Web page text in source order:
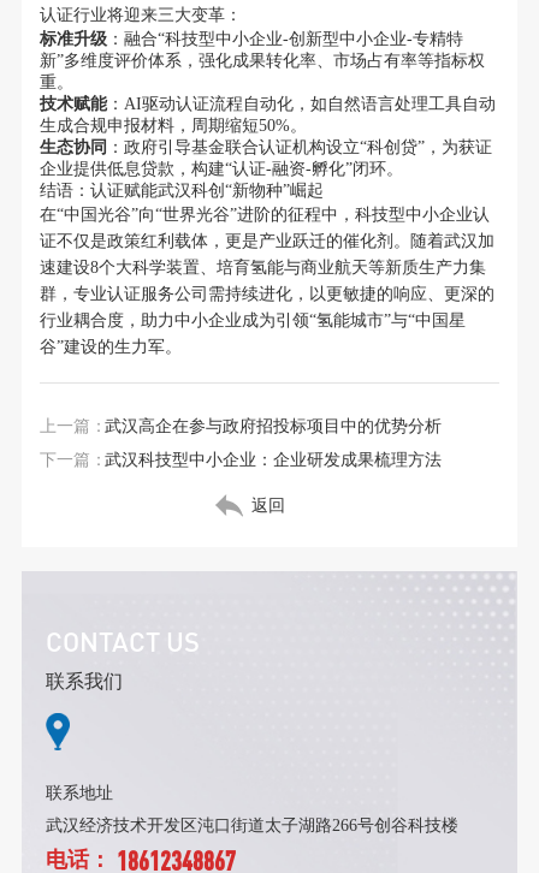
认证行业将迎来三大变革：
标准升级：融合“科技型中小企业-创新型中小企业-专精特
新”多维度评价体系，强化成果转化率、市场占有率等指标权
重。
技术赋能：AI驱动认证流程自动化，如自然语言处理工具自动
生成合规申报材料，周期缩短50%。
生态协同 ：政府引导基金联合认证机构设立“科创贷”，为获证
企业提供低息贷款，构建“认证-融资-孵化”闭环。
结语：认证赋能武汉科创“新物种”崛起
在“中国光谷”向“世界光谷”进阶的征程中，科技型中小企业认
证不仅是政策红利载体，更是产业跃迁的催化剂。随着武汉加
速建设8个大科学装置、培育氢能与商业航天等新质生产力集
群，专业认证服务公司需持续进化，以更敏捷的响应、更深的
行业耦合度，助力中小企业成为引领“氢能城市”与“中国星
谷”建设的生力军。
上一篇：武汉高企在参与政府招投标项目中的优势分析
下一篇：武汉科技型中小企业：企业研发成果梳理方法
返回
CONTACT US
联系我们
联系地址
武汉经济技术开发区沌口街道太子湖路266号创谷科技楼
电话： 18612348867